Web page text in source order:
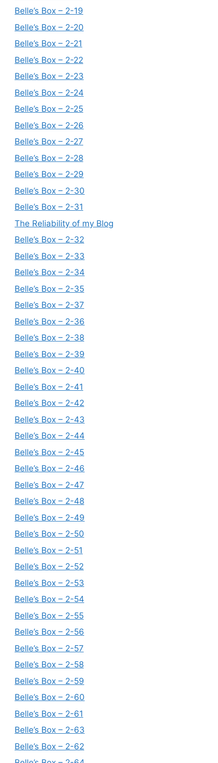
Belle’s Box – 2-19
Belle’s Box – 2-20
Belle’s Box – 2-21
Belle’s Box – 2-22
Belle’s Box – 2-23
Belle’s Box – 2-24
Belle’s Box – 2-25
Belle’s Box – 2-26
Belle’s Box – 2-27
Belle’s Box – 2-28
Belle’s Box – 2-29
Belle’s Box – 2-30
Belle’s Box – 2-31
The Reliability of my Blog
Belle’s Box – 2-32
Belle’s Box – 2-33
Belle’s Box – 2-34
Belle’s Box – 2-35
Belle’s Box – 2-37
Belle’s Box – 2-36
Belle’s Box – 2-38
Belle’s Box – 2-39
Belle’s Box – 2-40
Belle’s Box – 2-41
Belle’s Box – 2-42
Belle’s Box – 2-43
Belle’s Box – 2-44
Belle’s Box – 2-45
Belle’s Box – 2-46
Belle’s Box – 2-47
Belle’s Box – 2-48
Belle’s Box – 2-49
Belle’s Box – 2-50
Belle’s Box – 2-51
Belle’s Box – 2-52
Belle’s Box – 2-53
Belle’s Box – 2-54
Belle’s Box – 2-55
Belle’s Box – 2-56
Belle’s Box – 2-57
Belle’s Box – 2-58
Belle’s Box – 2-59
Belle’s Box – 2-60
Belle’s Box – 2-61
Belle’s Box – 2-63
Belle’s Box – 2-62